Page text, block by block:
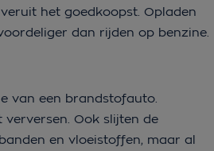
het goedkoopst. Opladen
dan rijden op benzine.
van een brandstofauto.
Ook slijten de
en vloeistoffen, maar al